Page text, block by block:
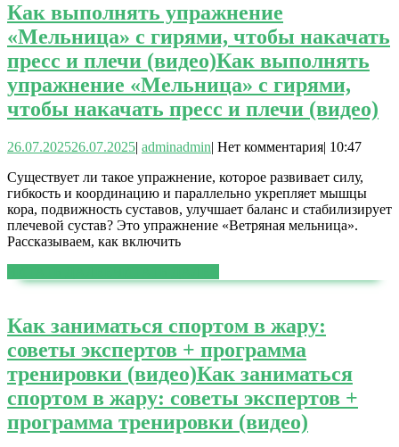
Как выполнять упражнение
«Мельница» с гирями, чтобы накачать
пресс и плечи (видео)Как выполнять
упражнение «Мельница» с гирями,
чтобы накачать пресс и плечи (видео)
26.07.202526.07.2025| adminadmin| Нет комментария| 10:47
Существует ли такое упражнение, которое развивает силу,
гибкость и координацию и параллельно укрепляет мышцы
кора, подвижность суставов, улучшает баланс и стабилизирует
плечевой сустав? Это упражнение «Ветряная мельница».
Рассказываем, как включить
Как заниматься спортом в жару:
советы экспертов + программа
тренировки (видео)Как заниматься
спортом в жару: советы экспертов +
программа тренировки (видео)